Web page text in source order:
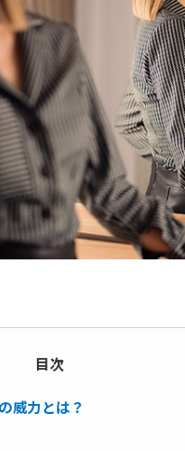
目次
威力とは？